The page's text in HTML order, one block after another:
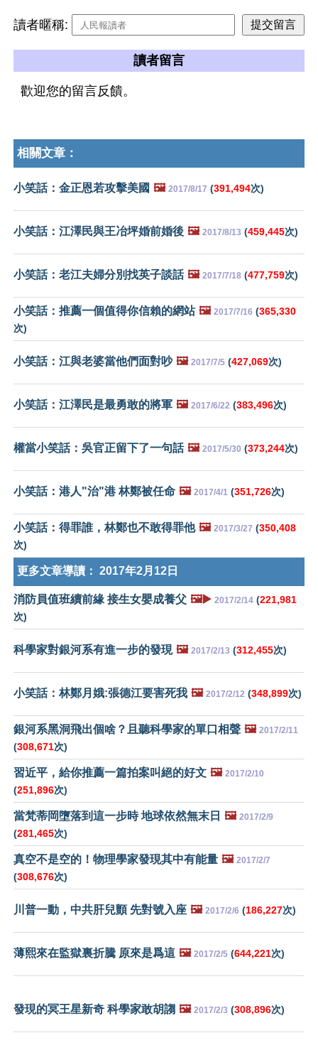
讀者暱稱:
讀者留言
歡迎您的留言反饋。
相關文章：
小笑話：金正恩若攻擊美國 🖼️ 2017/8/17 (391,494次)
小笑話：江澤民與王冶坪婚前婚後 🖼️ 2017/8/13 (459,445次)
小笑話：老江夫婦分別找英子談話 🖼️ 2017/7/18 (477,759次)
小笑話：推薦一個值得你信賴的網站 🖼️ 2017/7/16 (365,330
次)
小笑話：江與老婆當他們面對吵 🖼️ 2017/7/5 (427,069次)
小笑話：江澤民是最勇敢的將軍 🖼️ 2017/6/22 (383,496次)
權當小笑話：吳官正留下了一句話 🖼️ 2017/5/30 (373,244次)
小笑話：港人"治"港 林鄭被任命 🖼️ 2017/4/1 (351,726次)
小笑話：得罪誰，林鄭也不敢得罪他 🖼️ 2017/3/27 (350,408
次)
更多文章導讀： 2017年2月12日
消防員值班續前緣 接生女嬰成養父 🖼️▶️ 2017/2/14 (221,981
次)
科學家對銀河系有進一步的發現 🖼️ 2017/2/13 (312,455次)
小笑話：林鄭月娥:張德江要害死我 🖼️ 2017/2/12 (348,899次)
銀河系黑洞飛出個啥？且聽科學家的單口相聲 🖼️ 2017/2/11
(308,671次)
習近平，給你推薦一篇拍案叫絕的好文 🖼️ 2017/2/10
(251,896次)
當梵蒂岡墮落到這一步時 地球依然無末日 🖼️ 2017/2/9
(281,465次)
真空不是空的！物理學家發現其中有能量 🖼️ 2017/2/7
(308,676次)
川普一動，中共肝兒顫 先對號入座 🖼️ 2017/2/6 (186,227次)
薄熙來在監獄裏折騰 原來是爲這 🖼️ 2017/2/5 (644,221次)
發現的冥王星新奇 科學家敢胡謅 🖼️ 2017/2/3 (308,896次)